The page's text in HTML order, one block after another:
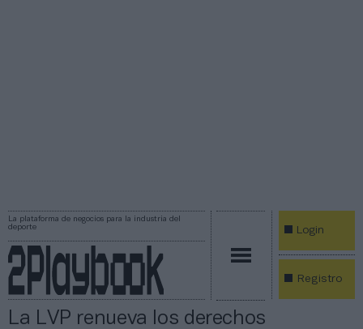
La plataforma de negocios para la industria del
deporte
Login
Registro
La LVP renueva los derechos